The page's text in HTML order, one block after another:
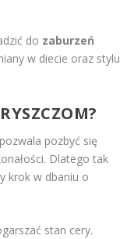
do zaburzeń
w diecie oraz stylu
pozwala pozbyć się
Dlatego tak
krok w dbaniu o
stan cery.